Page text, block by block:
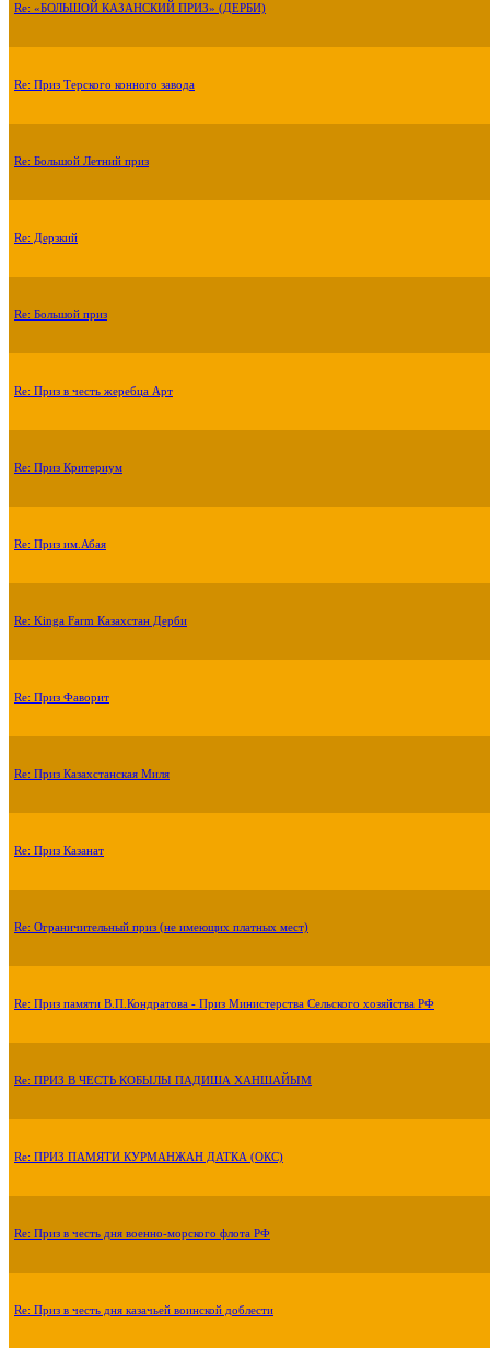
Re: «БОЛЬШОЙ КАЗАНСКИЙ ПРИЗ» (ДЕРБИ)
Re: Приз Терского конного завода
Re: Большой Летний приз
Re: Дерзкий
Re: Большой приз
Re: Приз в честь жеребца Арт
Re: Приз Критериум
Re: Приз им.Абая
Re: Kinga Farm Казахстан Дерби
Re: Приз Фаворит
Re: Приз Казахстанская Миля
Re: Приз Казанат
Re: Ограничительный приз (не имеющих платных мест)
Re: Приз памяти В.П.Кондратова - Приз Министерства Сельского хозяйства РФ
Re: ПРИЗ В ЧЕСТЬ КОБЫЛЫ ПАДИША ХАНШАЙЫМ
Re: ПРИЗ ПАМЯТИ КУРМАНЖАН ДАТКА (ОКС)
Re: Приз в честь дня военно-морского флота РФ
Re: Приз в честь дня казачьей воинской доблести